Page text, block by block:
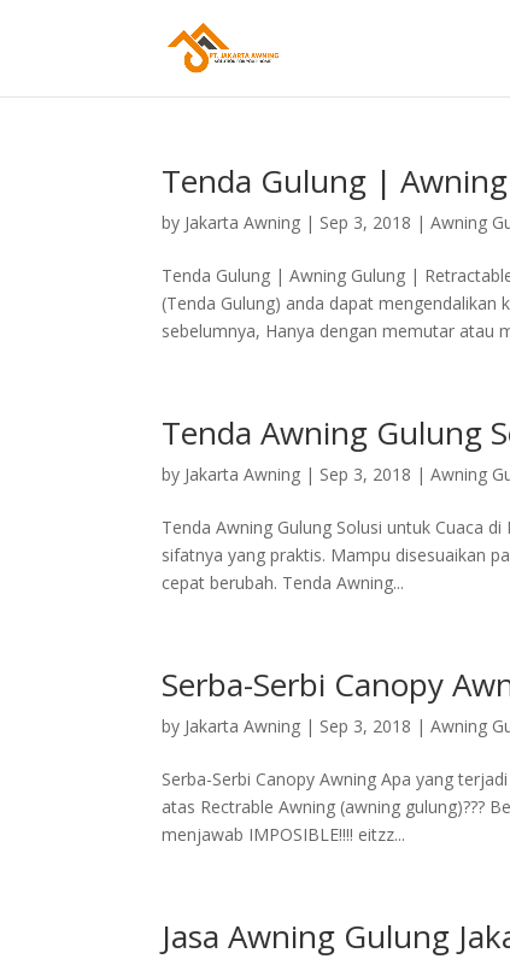
Tenda Gulung |
by Jakarta Awning | Sep 3, 2018 |Awning
Tenda Gulung | Awning Gulung |
(Tenda Gulung) anda dapat mengendalikan
sebelumnya, Hanya dengan memutar atau
Tenda Awning Gulung
by Jakarta Awning | Sep 3, 2018 |Awning
Tenda Awning Gulung Solusi untuk Cuaca
sifatnya yang praktis. Mampu disesuaikan
cepat berubah. Tenda Awning...
Serba-Serbi Canopy
by Jakarta Awning | Sep 3, 2018 |Awning
Serba-Serbi Canopy Awning Apa yang
atas Rectrable Awning (awning gulung)???
menjawab IMPOSIBLE!!!! eitzz...
Jasa Awning Gulung